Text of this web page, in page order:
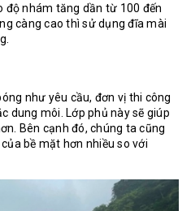
độ nhám tăng dần từ 100 đến
càng cao thì sử dụng đĩa mài
như yêu cầu, đơn vị thi công
dung môi. Lớp phủ này sẽ giúp
Bên cạnh đó, chúng ta cũng
bề mặt hơn nhiều so với